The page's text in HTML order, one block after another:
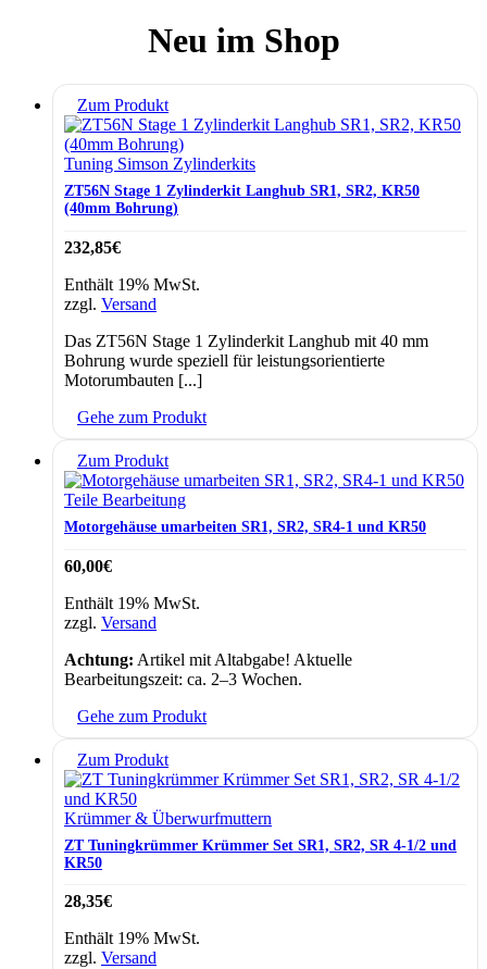
Neu im Shop
Zum Produkt
Tuning Simson Zylinderkits
ZT56N Stage 1 Zylinderkit Langhub SR1, SR2, KR50
(40mm Bohrung)
232,85€
Enthält 19% MwSt.
zzgl. Versand
Das ZT56N Stage 1 Zylinderkit Langhub mit 40 mm
Bohrung wurde speziell für leistungsorientierte
Motorumbauten [...]
Gehe zum Produkt
Zum Produkt
Teile Bearbeitung
Motorgehäuse umarbeiten SR1, SR2, SR4-1 und KR50
60,00€
Enthält 19% MwSt.
zzgl. Versand
Achtung: Artikel mit Altabgabe! Aktuelle
Bearbeitungszeit: ca. 2–3 Wochen.
Gehe zum Produkt
Zum Produkt
Krümmer & Überwurfmuttern
ZT Tuningkrümmer Krümmer Set SR1, SR2, SR 4-1/2 und
KR50
28,35€
Enthält 19% MwSt.
zzgl. Versand